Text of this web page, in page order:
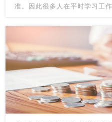
准。因此很多人在平时学习工
业务的企业应运而生。如何更
对一的个性化服务，成为教育
段。客户众多不便于统一管理
有数万人之多，每个客户的信
客户资源往往分散在不同人员
无法针对客户提供个性化服务
险。